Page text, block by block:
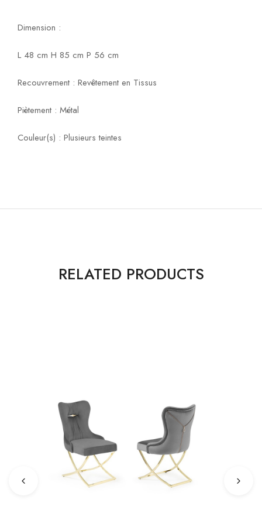
Dimension :
L 48 cm H 85 cm P 56 cm
Recouvrement : Revêtement en Tissus
Piètement : Métal
Couleur(s) : Plusieurs teintes
RELATED PRODUCTS